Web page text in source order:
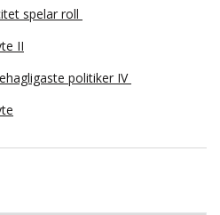
spelar roll
II
politiker IV